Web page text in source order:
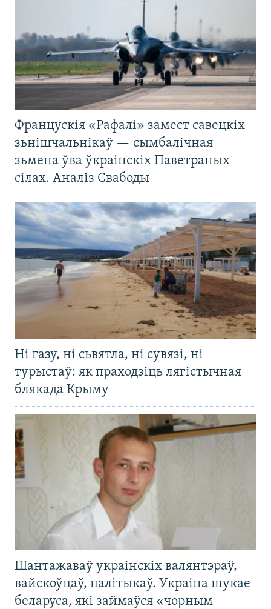
Францускія «Рафалі» замест савецкіх
зьнішчальнікаў — сымбалічная
зьмена ўва ўкраінскіх Паветраных
сілах. Аналіз Свабоды
Ні газу, ні сьвятла, ні сувязі, ні
турыстаў: як праходзіць лягістычная
блякада Крыму
Шантажаваў украінскіх валянтэраў,
вайскоўцаў, палітыкаў. Украіна шукае
беларуса, які займаўся «чорным